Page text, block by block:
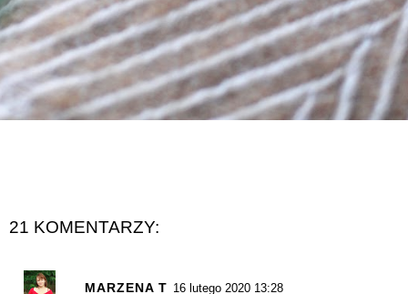
21 KOMENTARZY:
MARZENA T 16 lutego 2020 13:28